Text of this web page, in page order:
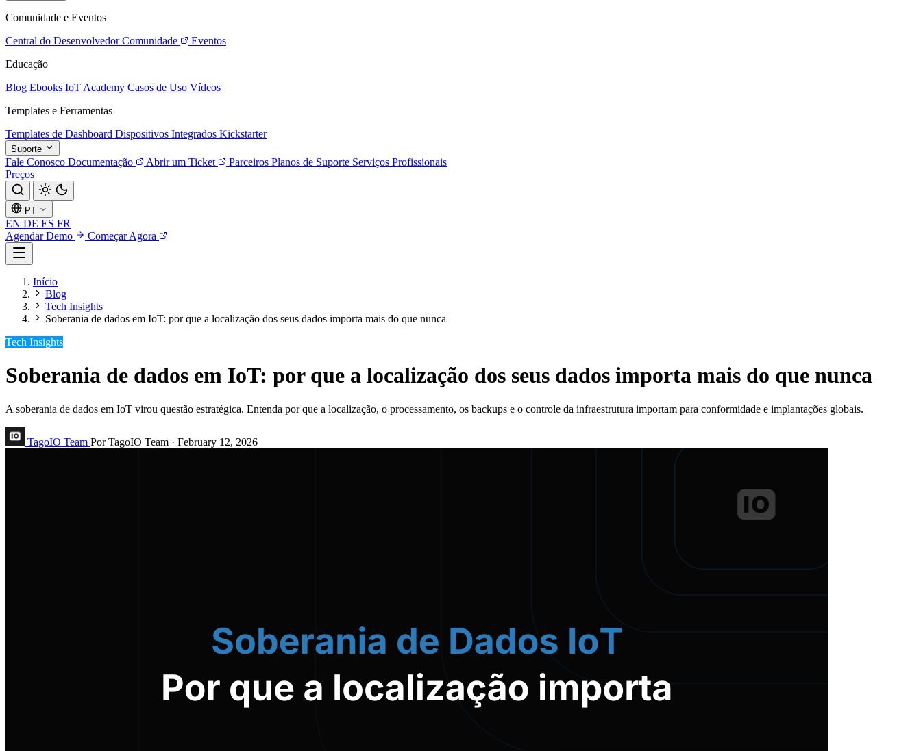
Comunidade e Eventos
Central do Desenvolvedor Comunidade
Eventos
Educação
Blog Ebooks IoT Academy Casos de Uso Vídeos
Templates e Ferramentas
Templates de Dashboard Dispositivos Integrados Kickstarter
Suporte
Fale Conosco Documentação Abrir um Ticket Parceiros Planos de Suporte Serviços Profissionais
Preços
PT
EN DE ES FR
Agendar Demo
Começar Agora
Início
Blog
Tech Insights
Soberania de dados em IoT: por que a localização dos seus dados importa mais do que nunca
Tech Insights
Soberania de dados em IoT: por que a localização dos seus dados importa mais do que nunca
A soberania de dados em IoT virou questão estratégica. Entenda por que a localização, o processamento, os backups e o controle da infraestrutura importam para conformidade e implantações globais.
TagoIO Team Por TagoIO Team · February 12, 2026